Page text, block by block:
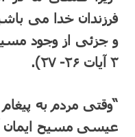
فرزندان خدا می
و جزئی از وجود
۳ آیات ۲۶- ۲۷).
“وقتی مردم به
عیسی مسیح ایمان